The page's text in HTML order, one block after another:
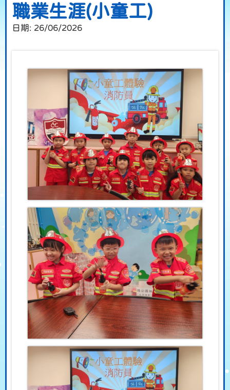
職業生涯(小童工)
日期: 26/06/2026